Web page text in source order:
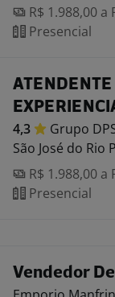
R$ 1.988,00 a
Presencial
ATENDENTE
4,3 Grupo
São José do Rio
R$ 1.988,00 a
Presencial
Vendedor